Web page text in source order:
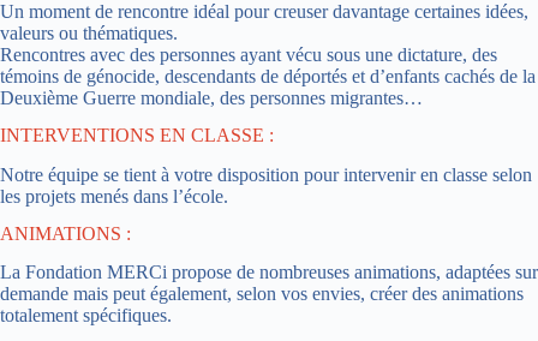
Un moment de rencontre idéal pour creuser davantage certaines idées,
valeurs ou thématiques.
Rencontres avec des personnes ayant vécu sous une dictature, des
témoins de génocide, descendants de déportés et d’enfants cachés de la
Deuxième Guerre mondiale, des personnes migrantes…
INTERVENTIONS EN CLASSE :
Notre équipe se tient à votre disposition pour intervenir en classe selon
les projets menés dans l’école.
ANIMATIONS :
La Fondation MERCi propose de nombreuses animations, adaptées sur
demande mais peut également, selon vos envies, créer des animations
totalement spécifiques.